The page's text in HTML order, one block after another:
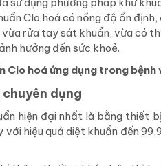
Clo hoá có nồng độ ổn
rửa tay sát khuẩn, vừa có
hưởng đến sức khoẻ.
Clo hoá ứng dụng trong bệnh
dụng
hiện đại nhất là bằng thiết
hiệu quả diệt khuẩn đến